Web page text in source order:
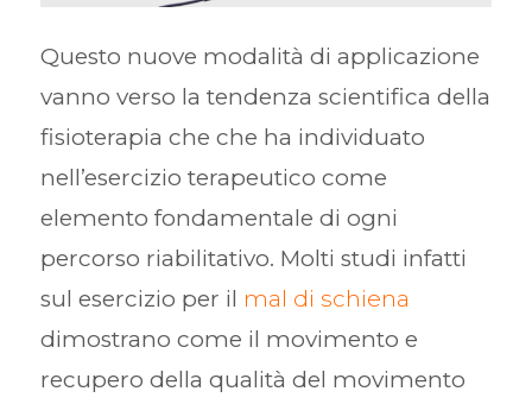
Questo nuove modalità di applicazione
vanno verso la tendenza scientifica della
fisioterapia che che ha individuato
nell’esercizio terapeutico come
elemento fondamentale di ogni
percorso riabilitativo. Molti studi infatti
sul esercizio per il mal di schiena
dimostrano come il movimento e
recupero della qualità del movimento